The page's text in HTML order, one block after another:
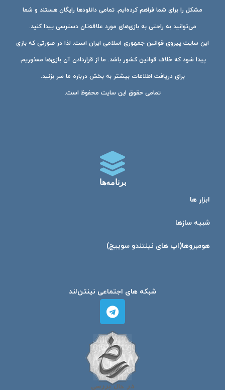
مشکل را برای شما فراهم کرده‌ایم. تمامی دانلودها رایگان هستند و شما
می‌توانید به راحتی به بازی‌های مورد علاقه‌تان دسترسی پیدا کنید.
این سایت پیروی قوانین جمهوری اسلامی ایران است. لذا در صورتی که بازی
پیدا شود که خلاف قوانین کشور باشد. ما از قراردادن آن بازی‌ها معذوریم.
برای دریافت اطلاعات بیشتر به بخش درباره ما سر بزنید.
تمامی حقوق این سایت محفوظ است.
برنامه‌ها
ابزار ها
شبیه ساز‌ها
هومبرو‌ها(اپ های نینتندو سوییچ)
شبکه های اجتماعی نینتن‌لند